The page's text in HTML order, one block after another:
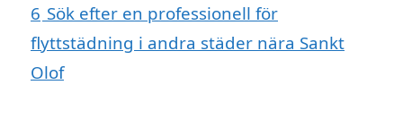
6 Sök efter en professionell för
flyttstädning i andra städer nära Sankt
Olof